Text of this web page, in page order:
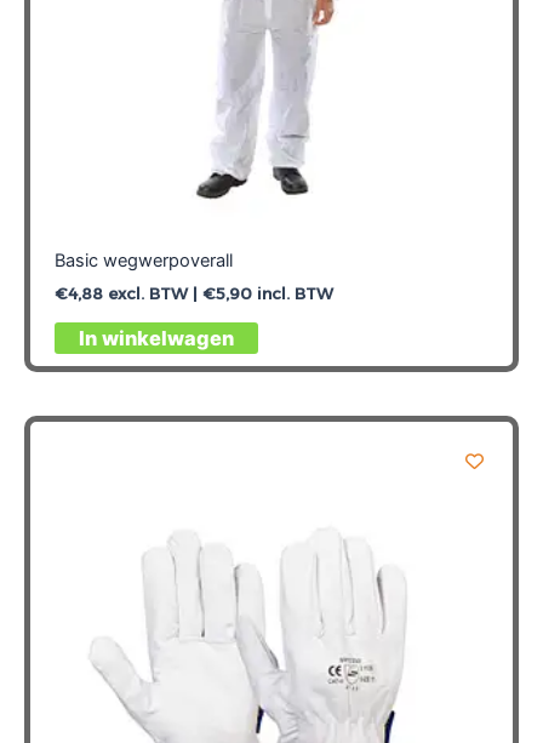
Basic wegwerpoverall
€4,88excl. BTW | €5,90incl. BTW
In winkelwagen
Dit
product
meerdere
gekozen
de
productpagina